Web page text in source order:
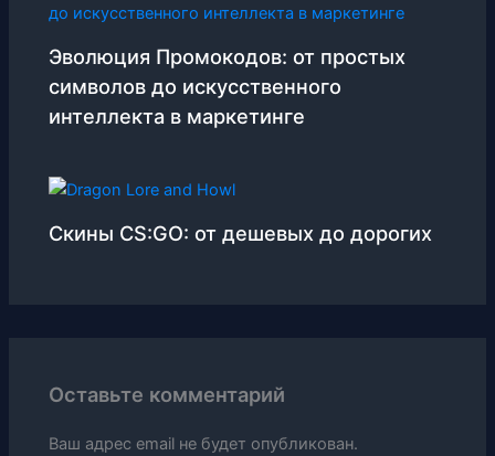
Эволюция Промокодов: от простых
символов до искусственного
интеллекта в маркетинге
Скины CS:GO: от дешевых до дорогих
Оставьте комментарий
Ваш адрес email не будет опубликован.